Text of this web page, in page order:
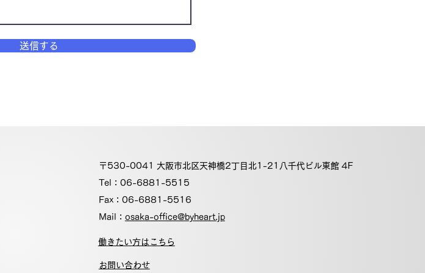
送信する
〒530-0041 大阪市北区天神橋2丁目北1-21八千代ビル東館 4F
Tel：06-6881-5515
Fax：06-6881-5516
Mail： osaka-office@byheart.jp
働きたい方はこちら
​お問い合わせ